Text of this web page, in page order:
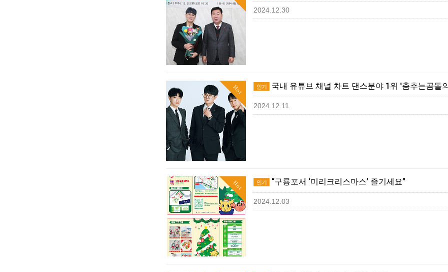
2024.12.30
Hot 인기 국내 유튜브 채널 차트 댄스분야 1위 '춤추는곰돌
2024.12.11
Hot 인기 “구룡포서 ‘미리크리스마스’ 즐기세요”
2024.12.03